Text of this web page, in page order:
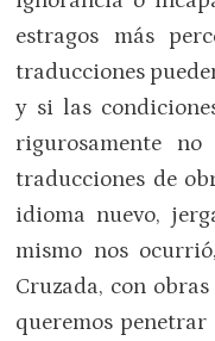
estragos más
traducciones
y si las
rigurosamente
traducciones de
idioma nuevo,
mismo nos
Cruzada, con
queremos